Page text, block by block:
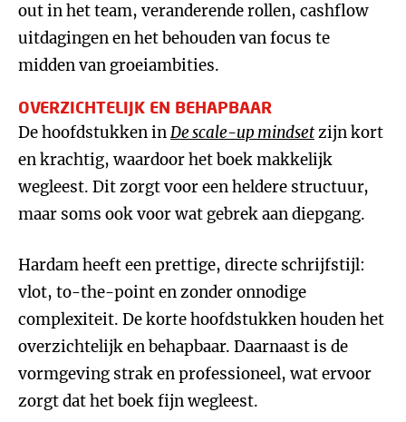
out in het team, veranderende rollen, cashflow
uitdagingen en het behouden van focus te
midden van groeiambities.
OVERZICHTELIJK EN BEHAPBAAR
De hoofdstukken inDe scale-up mindsetzijn kort
en krachtig, waardoor het boek makkelijk
wegleest. Dit zorgt voor een heldere structuur,
maar soms ook voor wat gebrek aan diepgang.
Hardam heeft een prettige, directe schrijfstijl:
vlot, to-the-point en zonder onnodige
complexiteit. De korte hoofdstukken houden het
overzichtelijk en behapbaar. Daarnaast is de
vormgeving strak en professioneel, wat ervoor
zorgt dat het boek fijn wegleest.